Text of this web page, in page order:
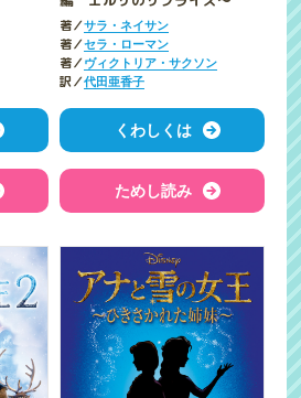
著／サラ・ネイサン
著／セラ・ローマン
著／ヴィクトリア・サクソン
訳／代田亜香子
くわしくは
ためし読み